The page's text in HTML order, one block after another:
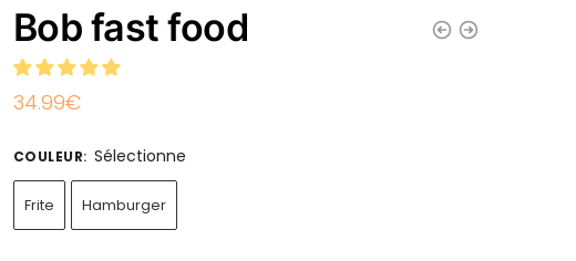
Bob fast food
34.99€
COULEUR: Sélectionne
Frite Hamburger